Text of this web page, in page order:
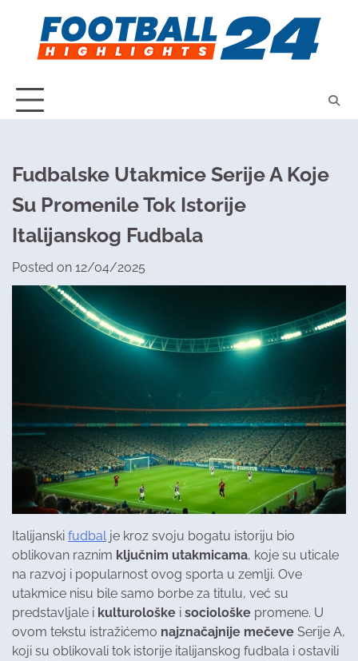
content
Fudbalske Utakmice Serije A Koje
Su Promenile Tok Istorije
Italijanskog Fudbala
Posted on 12/04/2025
Italijanski fudbal je kroz svoju bogatu istoriju bio
oblikovan raznim ključnim utakmicama, koje su uticale
na razvoj i popularnost ovog sporta u zemlji. Ove
utakmice nisu bile samo borbe za titulu, već su
predstavljale i kulturološke i sociološke promene. U
ovom tekstu istražićemo najznačajnije mečeve Serije A,
koji su oblikovali tok istorije italijanskog fudbala i ostavili